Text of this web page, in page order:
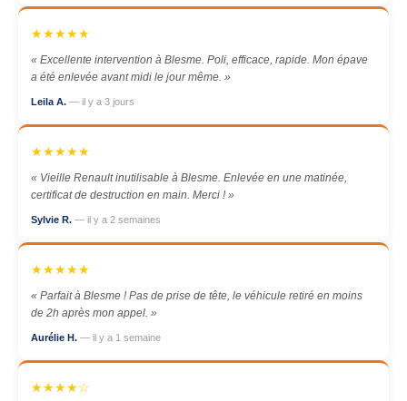
★★★★★
« Excellente intervention à Blesme. Poli, efficace, rapide. Mon épave
a été enlevée avant midi le jour même. »
Leila A. — il y a 3 jours
★★★★★
« Vieille Renault inutilisable à Blesme. Enlevée en une matinée,
certificat de destruction en main. Merci ! »
Sylvie R. — il y a 2 semaines
★★★★★
« Parfait à Blesme ! Pas de prise de tête, le véhicule retiré en moins
de 2h après mon appel. »
Aurélie H. — il y a 1 semaine
★★★★☆